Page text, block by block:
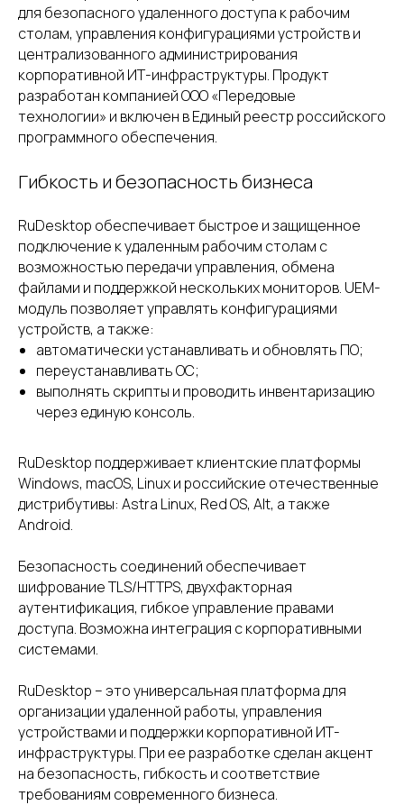
для безопасного удаленного доступа к рабочим
столам, управления конфигурациями устройств и
централизованного администрирования
корпоративной ИТ-инфраструктуры. Продукт
разработан компанией ООО «Передовые
технологии» и включен в Единый реестр российского
программного обеспечения.
Гибкость и безопасность бизнеса
RuDesktop обеспечивает быстрое и защищенное
подключение к удаленным рабочим столам с
возможностью передачи управления, обмена
файлами и поддержкой нескольких мониторов. UEM-
модуль позволяет управлять конфигурациями
устройств, а также:
автоматически устанавливать и обновлять ПО;
переустанавливать ОС;
выполнять скрипты и проводить инвентаризацию
через единую консоль.
RuDesktop поддерживает клиентские платформы
Windows, macOS, Linux и российские отечественные
дистрибутивы: Astra Linux, Red OS, Alt, а также
Android.
Безопасность соединений обеспечивает
шифрование TLS/HTTPS, двухфакторная
аутентификация, гибкое управление правами
доступа. Возможна интеграция с корпоративными
системами.
RuDesktop – это универсальная платформа для
организации удаленной работы, управления
устройствами и поддержки корпоративной ИТ-
инфраструктуры. При ее разработке сделан акцент
на безопасность, гибкость и соответствие
требованиям современного бизнеса.
PRO32 Connect
бизнеса — удалённое
подключение. Программное
обеспечение для
администрирования,
технической поддержки
легко
к другим
удаленно
пробудить их с